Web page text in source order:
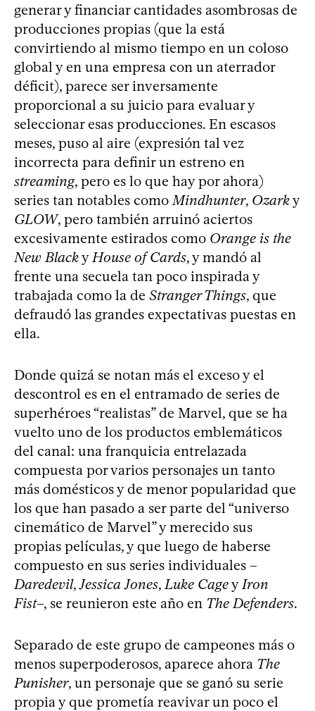
generar y financiar cantidades asombrosas de
producciones propias (que la está
convirtiendo al mismo tiempo en un coloso
global y en una empresa con un aterrador
déficit), parece ser inversamente
proporcional a su juicio para evaluar y
seleccionar esas producciones. En escasos
meses, puso al aire (expresión tal vez
incorrecta para definir un estreno en
streaming, pero es lo que hay por ahora)
series tan notables como Mindhunter, Ozarky
GLOW, pero también arruinó aciertos
excesivamente estirados como Orange is the
New Blacky House of Cards, y mandó al
frente una secuela tan poco inspirada y
trabajada como la de Stranger Things, que
defraudó las grandes expectativas puestas en
ella.
Donde quizá se notan más el exceso y el
descontrol es en el entramado de series de
superhéroes “realistas” de Marvel, que se ha
vuelto uno de los productos emblemáticos
del canal: una franquicia entrelazada
compuesta por varios personajes un tanto
más domésticos y de menor popularidad que
los que han pasado a ser parte del “universo
cinemático de Marvel” y merecido sus
propias películas, y que luego de haberse
compuesto en sus series individuales –
Daredevil,Jessica Jones, Luke Cagey Iron
Fist–, se reunieron este año en The Defenders.
Separado de este grupo de campeones más o
menos superpoderosos, aparece ahora The
Punisher, un personaje que se ganó su serie
propia y que prometía reavivar un poco el